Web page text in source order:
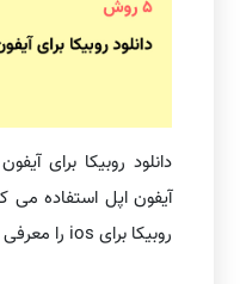
دانلود روبیکا برای
روبیکا برای ios را معرفی می کنیم.